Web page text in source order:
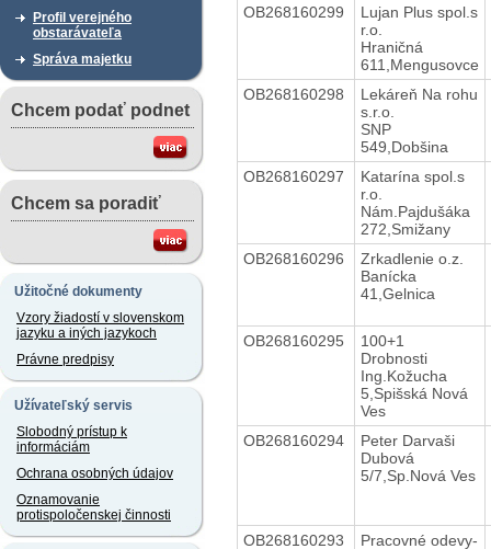
Profil verejného
obstarávateľa
Správa majetku
Chcem podať podnet
Chcem sa poradiť
Užitočné dokumenty
Vzory žiadostí v slovenskom
jazyku a iných jazykoch
Právne predpisy
Užívateľský servis
Slobodný prístup k
informáciám
Ochrana osobných údajov
Oznamovanie
protispoločenskej činnosti
OB268160299
Lujan Plus spol.s
r.o.
Hraničná
611,Mengusovce
OB268160298
Lekáreň Na rohu
s.r.o.
SNP
549,Dobšina
OB268160297
Katarína spol.s
r.o.
Nám.Pajdušáka
272,Smižany
OB268160296
Zrkadlenie o.z.
Banícka
41,Gelnica
OB268160295
100+1
Drobnosti
Ing.Kožucha
5,Spišská Nová
Ves
OB268160294
Peter Darvaši
Dubová
5/7,Sp.Nová Ves
OB268160293
Pracovné odevy-